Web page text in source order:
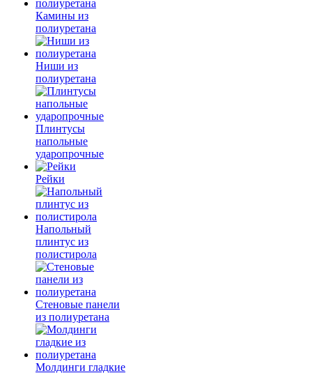
Камины из
полиуретана
Ниши из
полиуретана
Плинтусы
напольные
ударопрочные
Рейки
Напольный
плинтус из
полистирола
Стеновые панели
из полиуретана
Молдинги гладкие